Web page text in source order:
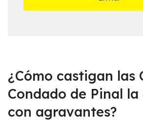
a
a
*
s
o
¿Cómo castigan las
Condado de Pinal
con agravantes?